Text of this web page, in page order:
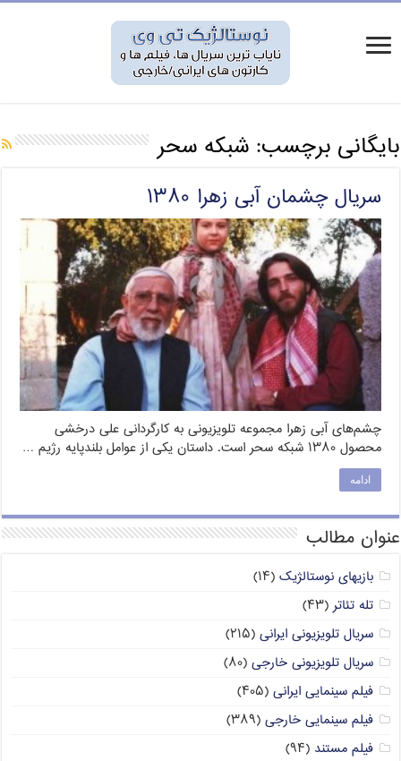
بایگانی برچسب:شبکه سحر
سریال چشمان آبی زهرا ۱۳۸۰
چشم‌های آبی زهرا مجموعه تلویزیونی به کارگردانی علی درخشی
محصول ۱۳۸۰ شبکه سحر است. داستان یکی از عوامل بلندپایه رژیم …
ادامه
عنوان مطالب
بازیهای نوستالژیک (۱۴)
تله تئاتر (۴۳)
سریال تلویزیونی ایرانی (۲۱۵)
سریال تلویزیونی خارجی (۸۰)
فیلم سینمایی ایرانی (۴۰۵)
فیلم سینمایی خارجی (۳۸۹)
فیلم مستند (۹۴)